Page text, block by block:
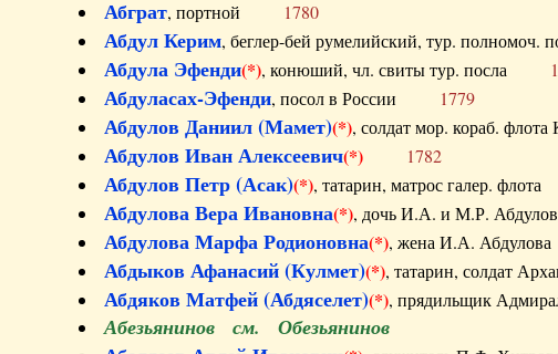
Абграт, портной 1780
Абдул Керим, беглер-бей румелийский, тур.
Абдула Эфенди(*), конюший, чл. свиты тур. посла
Абдуласах-Эфенди, посол в России 1779
Абдулов Даниил (Мамет)(*), солдат мор. кораб.
Абдулов Иван Алексеевич(*) 1782
Абдулов Петр (Асак)(*), татарин, матрос галер.
Абдулова Вера Ивановна(*), дочь И.А. и М.Р.
Абдулова Марфа Родионовна(*), жена И.А.
Абдыков Афанасий (Кулмет)(*), татарин, солдат
Абдяков Матфей (Абдяселет)(*), прядильщик
Абезьянинов см. Обезьянинов